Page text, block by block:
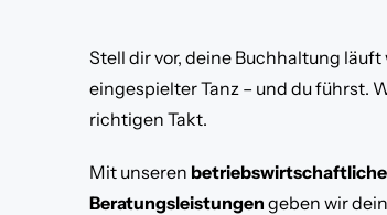
Stell dir vor, deine Buchhaltung
eingespielter Tanz – und du führst.
richtigen Takt.
Mit unseren
Beratungsleistungen geben wir